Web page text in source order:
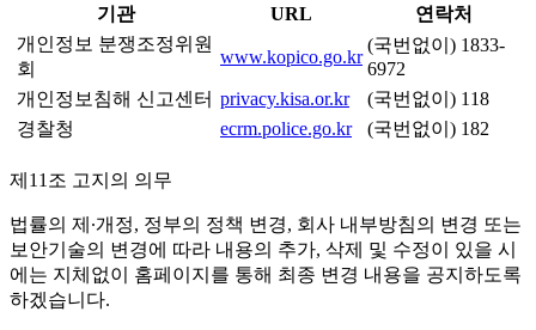
기관 URL
연락처
개인정보 분쟁조정위원
회
www.kopico.go.kr
(국번없이) 1833-
6972
개인정보침해 신고센터 privacy.kisa.or.kr
(국번없이) 118
경찰청
ecrm.police.go.kr (국번없이) 182
제11조 고지의 의무
법률의 제∙개정, 정부의 정책 변경, 회사 내부방침의 변경 또는
보안기술의 변경에 따라 내용의 추가, 삭제 및 수정이 있을 시
에는 지체없이 홈페이지를 통해 최종 변경 내용을 공지하도록
하겠습니다.